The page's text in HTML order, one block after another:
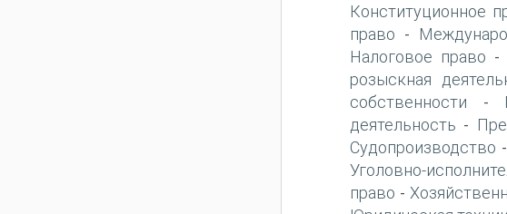
Конституционное
право -
Налоговое право -
розыскная
собственности -
деятельность -
Судопроизводство
Уголовно-
право -